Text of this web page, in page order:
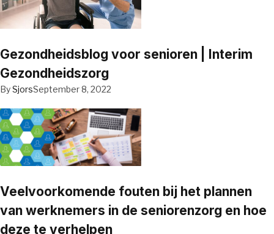
Gezondheidsblog voor senioren | Interim
Gezondheidszorg
BySjorsSeptember 8, 2022
Veelvoorkomende fouten bij het plannen
van werknemers in de seniorenzorg en hoe
deze te verhelpen